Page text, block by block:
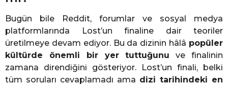
Bugün bile Reddit, forumlar ve sosyal medya
platformlarında Lost’un finaline dair teoriler
üretilmeye devam ediyor. Bu da dizinin hâlâ popüler
kültürde önemli bir yer tuttuğunu ve finalinin
zamana direndiğini gösteriyor. Lost’un finali, belki
tüm soruları cevaplamadı ama dizi tarihindeki en